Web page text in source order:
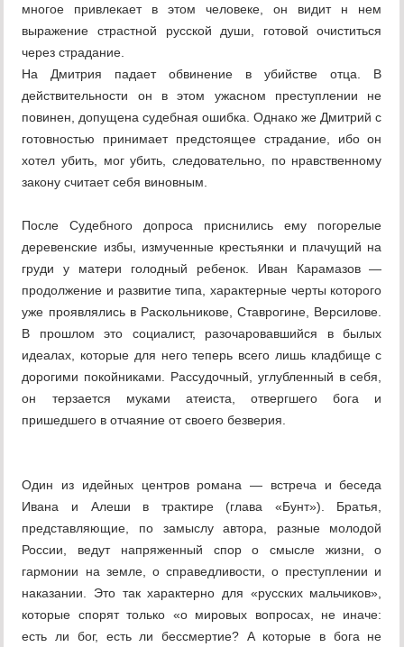
многое привлекает в этом человеке, он видит н нем
выражение страстной русской души, готовой очиститься
через страдание.
На Дмитрия падает обвинение в убийстве отца. В
действительности он в этом ужасном преступлении не
повинен, допущена судебная ошибка. Однако же Дмитрий с
готовностью принимает предстоящее страдание, ибо он
хотел убить, мог убить, следовательно, по нравственному
закону считает себя виновным.
После Судебного допроса приснились ему погорелые
деревенские избы, измученные крестьянки и плачущий на
груди у матери голодный ребенок. Иван Карамазов —
продолжение и развитие типа, характерные черты которого
уже проявлялись в Раскольникове, Ставрогине, Версилове.
В прошлом это социалист, разочаровавшийся в былых
идеалах, которые для него теперь всего лишь кладбище с
дорогими покойниками. Рассудочный, углубленный в себя,
он терзается муками атеиста, отвергшего бога и
пришедшего в отчаяние от своего безверия.
Один из идейных центров романа — встреча и беседа
Ивана и Алеши в трактире (глава «Бунт»). Братья,
представляющие, по замыслу автора, разные молодой
России, ведут напряженный спор о смысле жизни, о
гармонии на земле, о справедливости, о преступлении и
наказании. Это так характерно для «русских мальчиков»,
которые спорят только «о мировых вопросах, не иначе:
есть ли бог, есть ли бессмертие? А которые в бога не